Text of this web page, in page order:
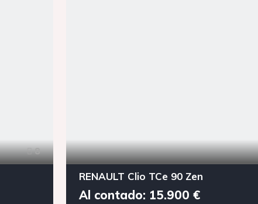
8
RENAULT Clio TCe 90 Zen
Al contado: 15.900 €